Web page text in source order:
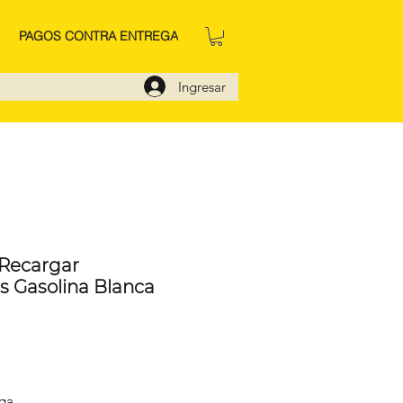
PAGOS CONTRA ENTREGA
Ingresar
Gasolina Blanca